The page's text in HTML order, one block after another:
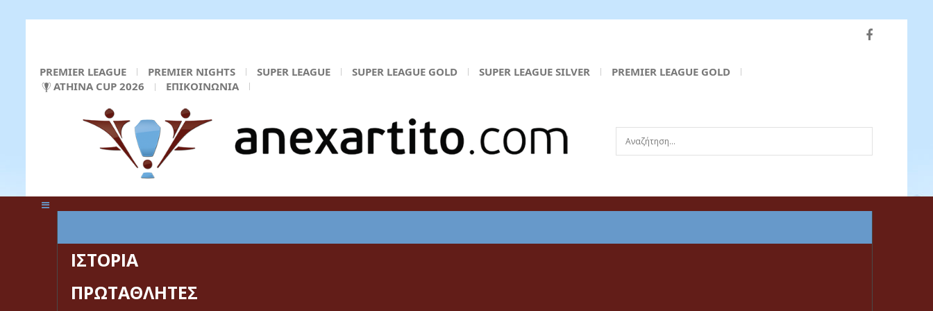
PREMIER LEAGUE PREMIER NIGHTS SUPER LEAGUE SUPER LEAGUE GOLD SUPER LEAGUE SILVER
PREMIER LEAGUE GOLD
ATHINA CUP 2026
ΕΠΙΚΟΙΝΩΝΙΑ
Αναζήτηση...
ΙΣΤΟΡΙΑ
ΠΡΩΤΑΘΛΗΤΕΣ